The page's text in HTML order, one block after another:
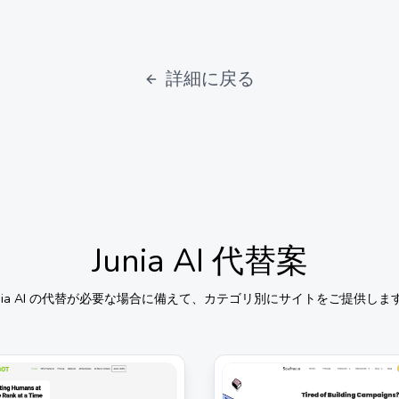
詳細に戻る
Junia AI 代替案
AI の代替が必要な場合に備えて、カテゴリ別にサイトをご提供しま